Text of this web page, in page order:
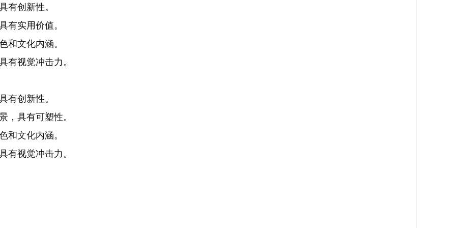
有创新性。
有实用价值。
和文化内涵。
有视觉冲击力。
有创新性。
，具有可塑性。
和文化内涵。
有视觉冲击力。